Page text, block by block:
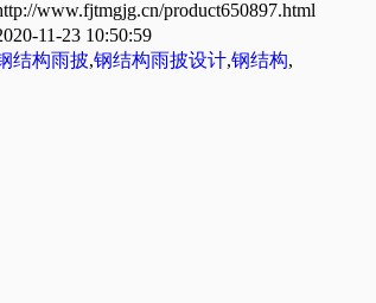
www.fjtmgjg.cn/product650897.html
11-23 10:50:59
结构雨披,钢结构雨披设计,钢结构,